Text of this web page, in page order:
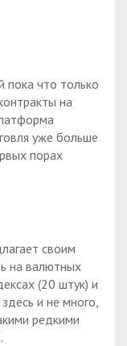
пока что только
на
уже больше
порах
своим
на валютных
(20 штук) и
и не много,
редкими